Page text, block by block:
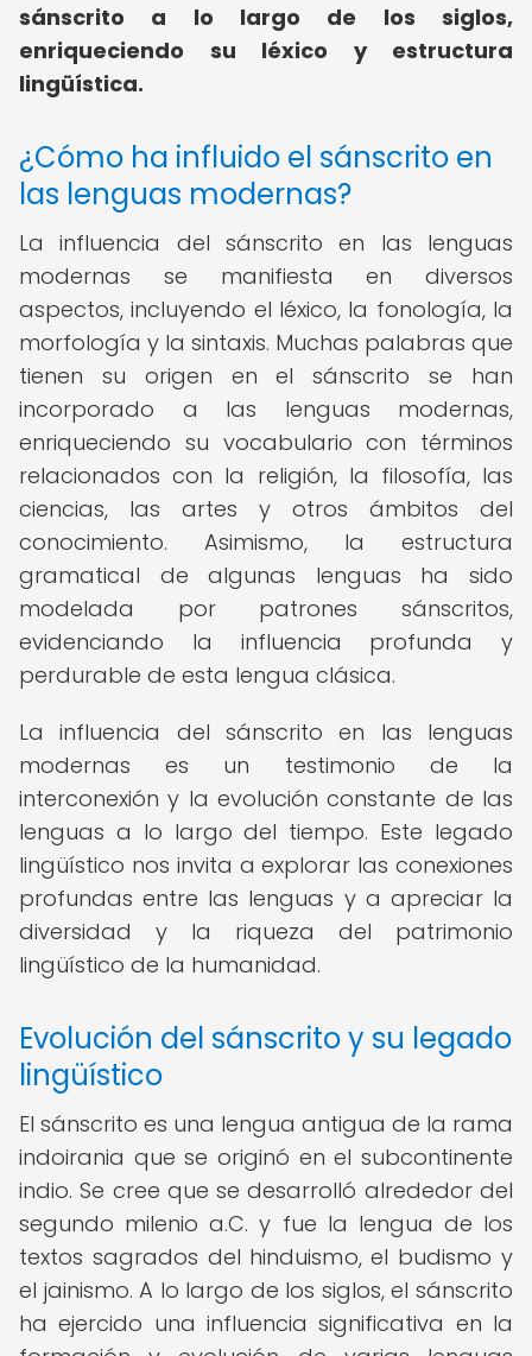
sánscrito a lo largo de los siglos,
enriqueciendo su léxico y estructura
lingüística.
¿Cómo ha influido el sánscrito en
las lenguas modernas?
La influencia del sánscrito en las lenguas
modernas se manifiesta en diversos
aspectos, incluyendo el léxico, la fonología, la
morfología y la sintaxis. Muchas palabras que
tienen su origen en el sánscrito se han
incorporado a las lenguas modernas,
enriqueciendo su vocabulario con términos
relacionados con la religión, la filosofía, las
ciencias, las artes y otros ámbitos del
conocimiento. Asimismo, la estructura
gramatical de algunas lenguas ha sido
modelada por patrones sánscritos,
evidenciando la influencia profunda y
perdurable de esta lengua clásica.
La influencia del sánscrito en las lenguas
modernas es un testimonio de la
interconexión y la evolución constante de las
lenguas a lo largo del tiempo. Este legado
lingüístico nos invita a explorar las conexiones
profundas entre las lenguas y a apreciar la
diversidad y la riqueza del patrimonio
lingüístico de la humanidad.
Evolución del sánscrito y su legado
lingüístico
El sánscrito es una lengua antigua de la rama
indoirania que se originó en el subcontinente
indio. Se cree que se desarrolló alrededor del
segundo milenio a.C. y fue la lengua de los
textos sagrados del hinduismo, el budismo y
el jainismo. A lo largo de los siglos, el sánscrito
ha ejercido una influencia significativa en la